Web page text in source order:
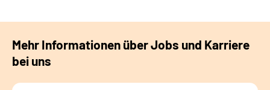
Mehr Informationen über Jobs und Karriere
bei uns